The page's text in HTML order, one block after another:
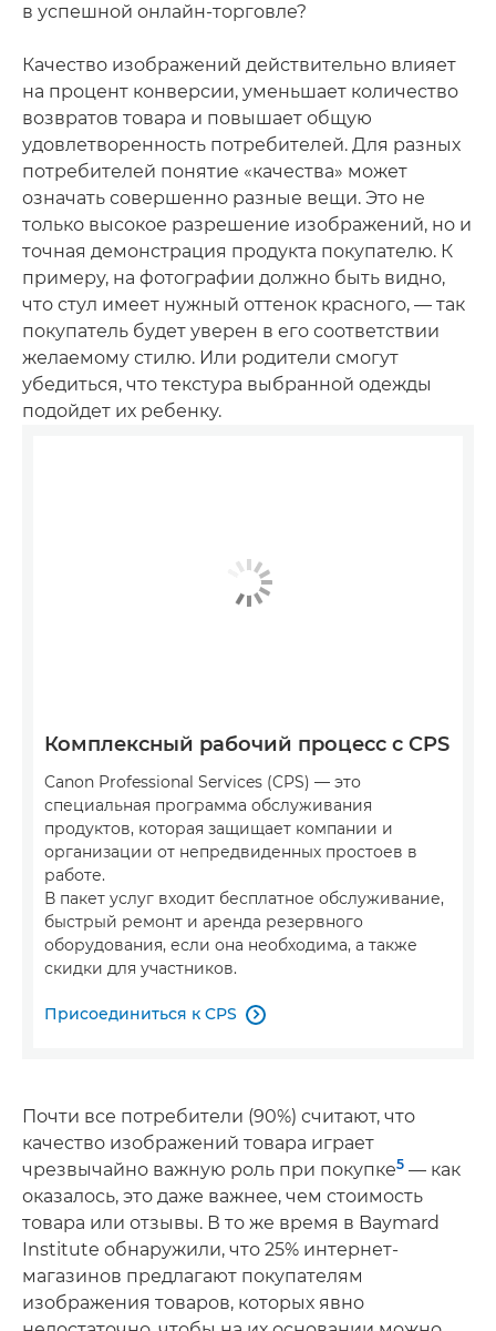
в успешной онлайн-торговле?
Качество изображений действительно влияет
на процент конверсии, уменьшает количество
возвратов товара и повышает общую
удовлетворенность потребителей. Для разных
потребителей понятие «качества» может
означать совершенно разные вещи. Это не
только высокое разрешение изображений, но и
точная демонстрация продукта покупателю. К
примеру, на фотографии должно быть видно,
что стул имеет нужный оттенок красного, — так
покупатель будет уверен в его соответствии
желаемому стилю. Или родители смогут
убедиться, что текстура выбранной одежды
подойдет их ребенку.
Комплексный рабочий процесс с CPS
Canon Professional Services (CPS) — это
специальная программа обслуживания
продуктов, которая защищает компании и
организации от непредвиденных простоев в
работе.
В пакет услуг входит бесплатное обслуживание,
быстрый ремонт и аренда резервного
оборудования, если она необходима, а также
скидки для участников.
Присоединиться к CPS 
Почти все потребители (90%) считают, что
качество изображений товара играет
чрезвычайно важную роль при покупке5 — как
оказалось, это даже важнее, чем стоимость
товара или отзывы. В то же время в Baymard
Institute обнаружили, что 25% интернет-
магазинов предлагают покупателям
изображения товаров, которых явно